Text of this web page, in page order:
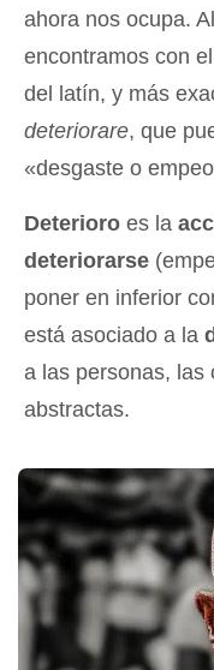
ahora nos ocupa.
encontramos con
del latín, y más
deteriorare, que
«desgaste o
Deterioro es la
deteriorarse
poner en inferior
está asociado a la
a las personas, las
abstractas.